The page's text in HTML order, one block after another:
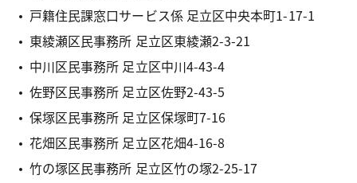
戸籍住民課窓口サービス係 足立区中央本町1-17-1
東綾瀬区民事務所 足立区東綾瀬2-3-21
中川区民事務所 足立区中川4-43-4
佐野区民事務所 足立区佐野2-43-5
保塚区民事務所 足立区保塚町7-16
花畑区民事務所 足立区花畑4-16-8
竹の塚区民事務所 足立区竹の塚2-25-17